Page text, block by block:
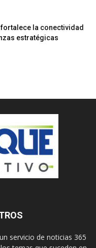
la conectividad
estratégicas
servicio de noticias 365